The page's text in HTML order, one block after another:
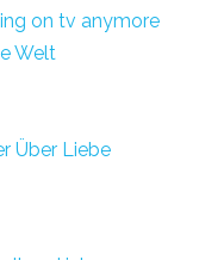
on tv anymore
Welt
Über Liebe